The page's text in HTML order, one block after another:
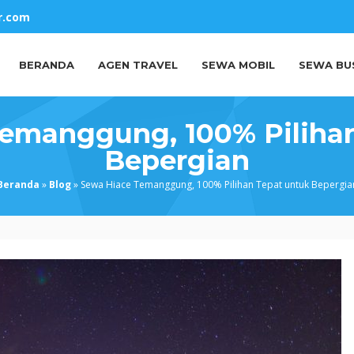
BERANDA AGEN TRAVEL SEWA MOBIL SEWA
100%
Bepergian
» Blog» Sewa Hiace Temanggung, 100% Pilihan Tepat untuk